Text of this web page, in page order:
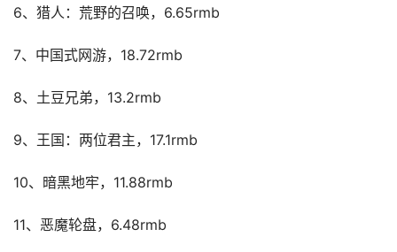
6、猎人：荒野的召唤，6.65rmb
7、中国式网游，18.72rmb
8、土豆兄弟，13.2rmb
9、王国：两位君主，17.1rmb
10、暗黑地牢，11.88rmb
11、恶魔轮盘，6.48rmb